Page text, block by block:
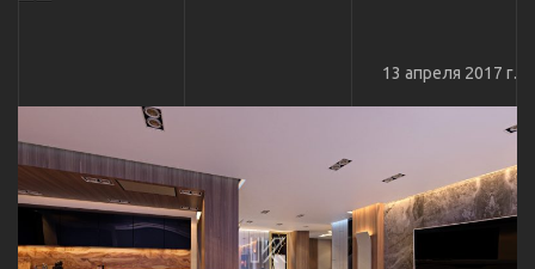
13 апреля 2017 г.